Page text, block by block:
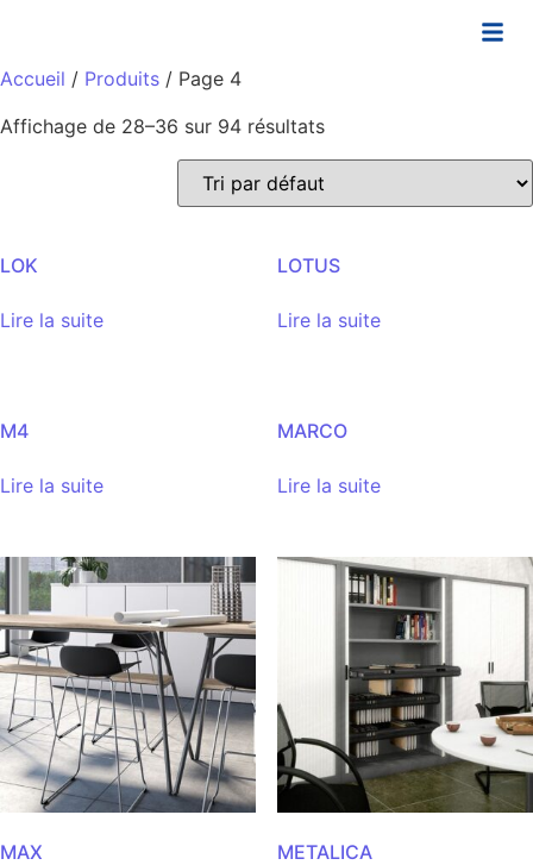
Accueil / Produits / Page 4
Affichage de 28–36 sur 94 résultats
LOK
Lire la suite
LOTUS
Lire la suite
M4
Lire la suite
MARCO
Lire la suite
MAX METALICA